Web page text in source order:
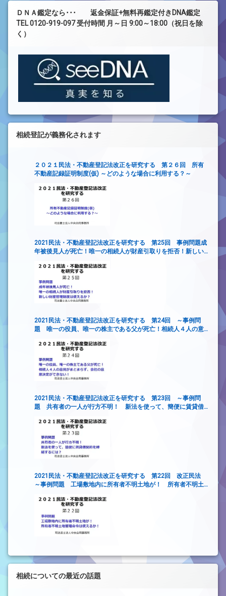
ＤＮＡ鑑定なら･･･ 返金保証+無料再鑑定付きDNA鑑定
TEL 0120-919-097 受付時間 月～日 9:00～18:00（祝日を除
く）
相続登記が義務化されます
２０２１民法・不動産登記法改正を研究する 第２６回 所有
不動産記録証明制度(仮) ～どのような場合に利用する？～
2021民法・不動産登記法改正を研究する 第25回 事例問題成
年被後見人が死亡！唯一の相続人が財産引取りを拒否！新しい
2021民法・不動産登記法改正を研究する 第24回 ～事例問
題 唯一の役員、唯一の株主である父が死亡！相続人４人の意
2021民法・不動産登記法改正を研究する 第23回 ～事例問
題 共有者の一人が行方不明！ 新法を使って、簡便に賃貸借
2021民法・不動産登記法改正を研究する 第22回 改正民法
～事例問題 工場敷地内に所有者不明土地が！ 所有者不明土
相続についての最近の話題